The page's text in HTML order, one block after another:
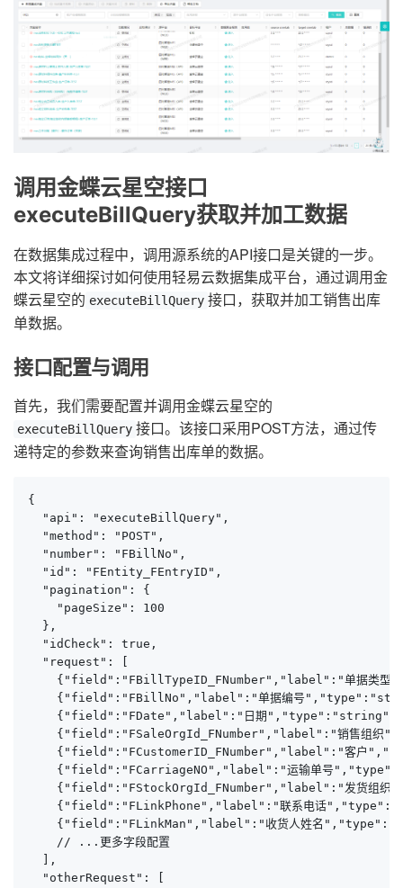
调用金蝶云星空接口
executeBillQuery获取并加工数据
在数据集成过程中，调用源系统的API接口是关键的一步。
本文将详细探讨如何使用轻易云数据集成平台，通过调用金
蝶云星空的 executeBillQuery 接口，获取并加工销售出库
单数据。
接口配置与调用
首先，我们需要配置并调用金蝶云星空的
executeBillQuery 接口。该接口采用POST方法，通过传
递特定的参数来查询销售出库单的数据。
{
  "api": "executeBillQuery",
  "method": "POST",
  "number": "FBillNo",
  "id": "FEntity_FEntryID",
  "pagination": {
    "pageSize": 100
  },
  "idCheck": true,
  "request": [
{"field":"FBillTypeID_FNumber","label":"单据类
{"field":"FBillNo","label":"单据编号
{"field":"FDate","label":"日期
{"field":"FSaleOrgId_FNumber","label":"销售组织
{"field":"FCustomerID_FNumber","label":"客户
{"field":"FCarriageNO","label":"运输单号
{"field":"FStockOrgId_FNumber","label":"发货组
{"field":"FLinkPhone","label":"联系电话
{"field":"FLinkMan","label":"收货人姓名
    // ...更多字段配置
  ],
  "otherRequest": [